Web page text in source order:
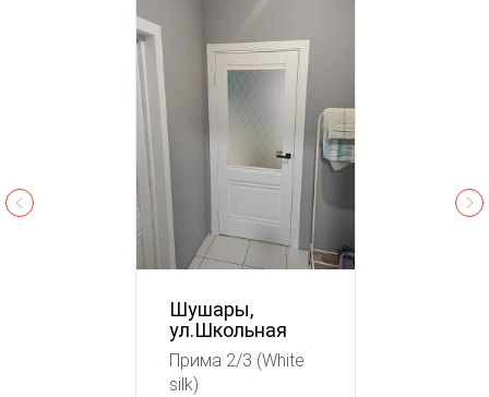
Шушары,
ул.Школьная
Прима 2/3 (White
silk)